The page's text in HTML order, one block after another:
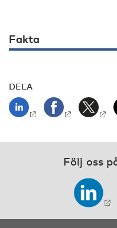
Fakta
DELA
Följ oss